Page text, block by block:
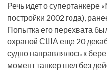
Речь идет о супертанкере
постройки 2002 года),
Попытка его перехвата
охраной США еще 20
судно направлялось к
момент танкер шел без